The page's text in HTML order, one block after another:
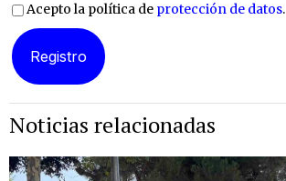
Acepto la política de protección de datos.
Noticias relacionadas